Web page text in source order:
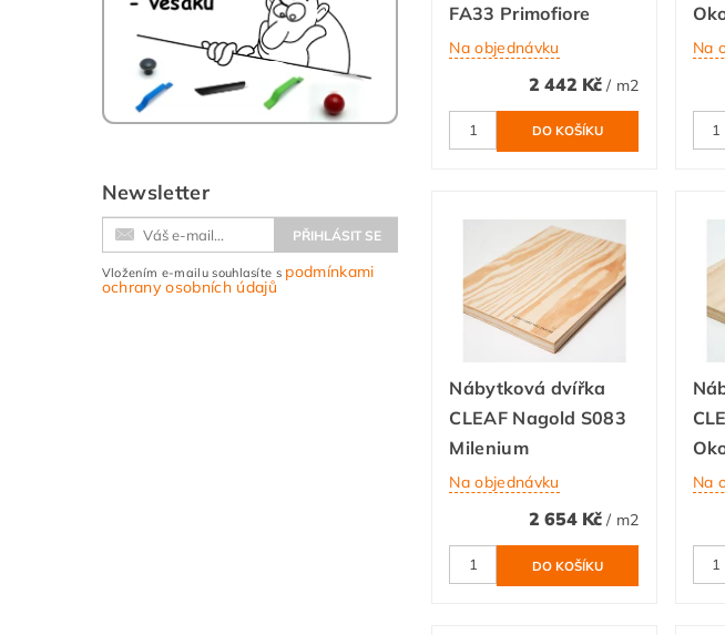
Newsletter
Vložením e-mailu souhlasíte s podmínkami
ochrany osobních údajů
FA33 Primofiore
Na objednávku
2 442 Kč/ m2
Na
Nábytková dvířka
CLEAF Nagold S083
Milenium
Na objednávku
2 654 Kč/ m2
Na